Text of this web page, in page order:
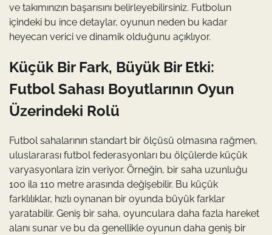
ve takımınızın başarısını belirleyebilirsiniz. Futbolun
içindeki bu ince detaylar, oyunun neden bu kadar
heyecan verici ve dinamik olduğunu açıklıyor.
Küçük Bir Fark, Büyük Bir Etki:
Futbol Sahası Boyutlarının Oyun
Üzerindeki Rolü
Futbol sahalarının standart bir ölçüsü olmasına rağmen,
uluslararası futbol federasyonları bu ölçülerde küçük
varyasyonlara izin veriyor. Örneğin, bir saha uzunluğu
100 ila 110 metre arasında değişebilir. Bu küçük
farklılıklar, hızlı oynanan bir oyunda büyük farklar
yaratabilir. Geniş bir saha, oyunculara daha fazla hareket
alanı sunar ve bu da genellikle oyunun daha geniş bir